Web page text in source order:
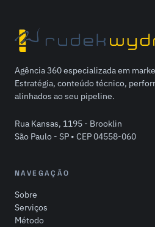
Agência 360 especializada em
Estratégia, conteúdo técnico,
alinhados ao seu pipeline.
Rua Kansas, 1195 - Brooklin
São Paulo - SP • CEP 04558-060
NAVEGAÇÃO
Sobre
Serviços
Método